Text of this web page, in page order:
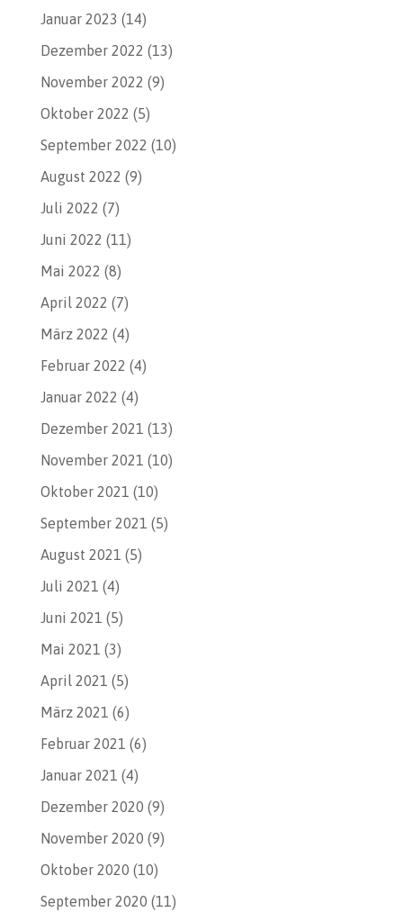
Januar 2023 (14)
Dezember 2022 (13)
November 2022 (9)
Oktober 2022 (5)
September 2022 (10)
August 2022 (9)
Juli 2022 (7)
Juni 2022 (11)
Mai 2022 (8)
April 2022 (7)
März 2022 (4)
Februar 2022 (4)
Januar 2022 (4)
Dezember 2021 (13)
November 2021 (10)
Oktober 2021 (10)
September 2021 (5)
August 2021 (5)
Juli 2021 (4)
Juni 2021 (5)
Mai 2021 (3)
April 2021 (5)
März 2021 (6)
Februar 2021 (6)
Januar 2021 (4)
Dezember 2020 (9)
November 2020 (9)
Oktober 2020 (10)
September 2020 (11)